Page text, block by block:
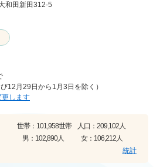
和田新田312-5
12月29日から1月3日を除く）
します
世帯： 101,958世帯 人口： 209,102人
男： 102,890人 女： 106,212人
統計